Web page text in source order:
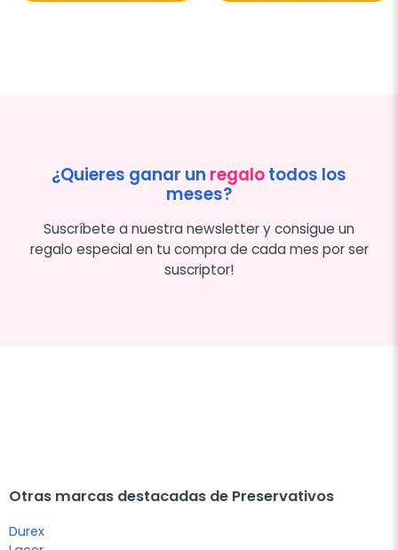
¿Quieres ganar un regalotodos los
meses?
Suscríbete a nuestra newsletter y consigue un
regalo especial en tu compra de cada mes por ser
suscriptor!
Otras marcas destacadas de Preservativos
Durex